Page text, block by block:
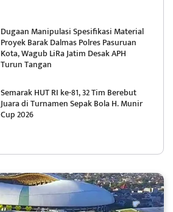
Dugaan Manipulasi Spesifikasi Material
Proyek Barak Dalmas Polres Pasuruan
Kota, Wagub LiRa Jatim Desak APH
Turun Tangan
Semarak HUT RI ke-81, 32 Tim Berebut
Juara di Turnamen Sepak Bola H. Munir
Cup 2026